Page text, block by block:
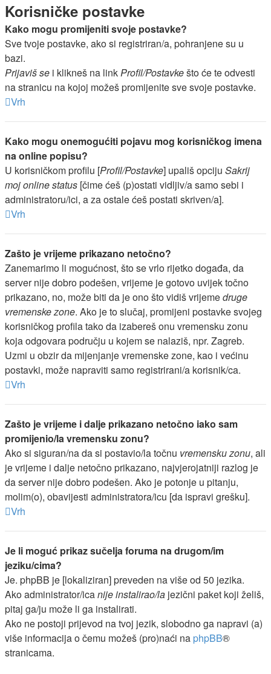
Korisničke postavke
Kako mogu promijeniti svoje postavke?
Sve tvoje postavke, ako si registriran/a, pohranjene su u
bazi.
Prijaviš se i klikneš na linkProfil/Postavkešto će te odvesti
na stranicu na kojoj možeš promijenite sve svoje postavke.
Vrh
Kako mogu onemogućiti pojavu mog korisničkog imena
na online popisu?
U korisničkom profilu [Profil/Postavke] upališ opciju Sakrij
moj online status [čime ćeš (p)ostati vidljiv/a samo sebi i
administratoru/ici, a za ostale ćeš postati skriven/a].
Vrh
Zašto je vrijeme prikazano netočno?
Zanemarimo li mogućnost, što se vrlo rijetko događa, da
server nije dobro podešen, vrijeme je gotovo uvijek točno
prikazano, no, može biti da je ono što vidiš vrijemedruge
vremenske zone. Ako je to slučaj, promijeni postavke svojeg
korisničkog profila tako da izabereš onu vremensku zonu
koja odgovara području u kojem se nalaziš, npr. Zagreb.
Uzmi u obzir da mijenjanje vremenske zone, kao i većinu
postavki, može napraviti samo registrirani/a korisnik/ca.
Vrh
Zašto je vrijeme i dalje prikazano netočno iako sam
promijenio/la vremensku zonu?
Ako si siguran/na da si postavio/la točnu vremensku zonu, ali
je vrijeme i dalje netočno prikazano, najvjerojatniji razlog je
da server nije dobro podešen. Ako je potonje u pitanju,
molim(o), obavijesti administratora/icu [da ispravi grešku].
Vrh
Je li moguć prikaz sučelja foruma na drugom/im
jeziku/cima?
Je. phpBB je [lokaliziran] preveden na više od 50 jezika.
Ako administrator/icanije instalirao/la jezični paket koji želiš,
pitaj ga/ju može li ga instalirati.
Ako ne postoji prijevod na tvoj jezik, slobodno ga napravi (a)
više informacija o čemu možeš (pro)naći na phpBB®
stranicama.